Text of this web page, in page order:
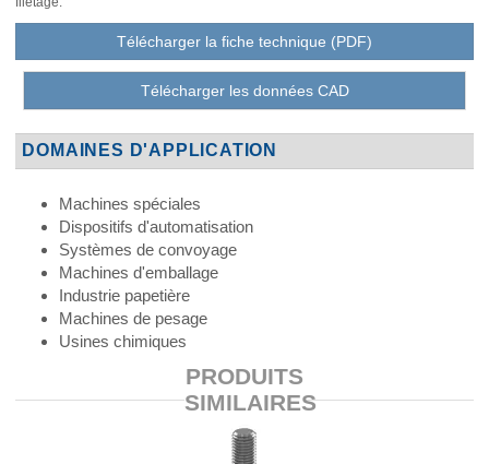
Télécharger la fiche technique (PDF)
Télécharger les données CAD
DOMAINES D'APPLICATION
Machines spéciales
Dispositifs d'automatisation
Systèmes de convoyage
Machines d'emballage
Industrie papetière
Machines de pesage
Usines chimiques
PRODUITS
SIMILAIRES